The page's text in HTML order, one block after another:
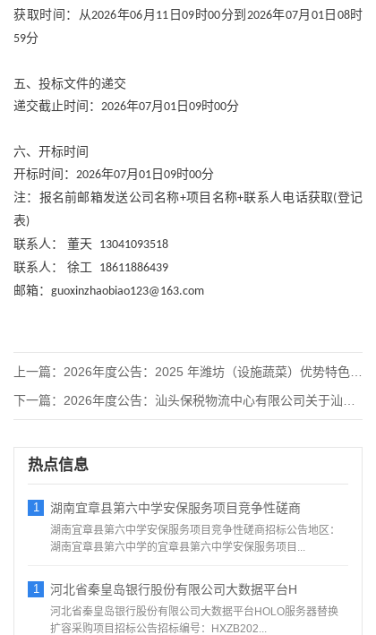
获取时间：从2026年06月 11 日 09 时00分到 2026年07月 01日 08时
59分
五、投标文件的递交
递交截止时间： 2026年07月 01 日 09时00分
六、开标时间
开标时间： 2026年07月 01 日 09时00分
注：报名前邮箱发送公司名称+项目名称+联系人电话获取(登记
表)
联系人：
董天 13041093518
联系人：
徐工
18611886439
邮箱： guoxinzhaobiao123@163.com
上一篇： 2026年度公告：2025 年潍坊（设施蔬菜）优势特色农业全
下一篇： 2026年度公告：汕头保税物流中心有限公司关于汕头综保区智慧
热点信息
1 湖南宜章县第六中学安保服务项目竞争性磋商
湖南宜章县第六中学安保服务项目竞争性磋商招标公告地区：
湖南宜章县第六中学的宜章县第六中学安保服务项目...
1 河北省秦皇岛银行股份有限公司大数据平台H
河北省秦皇岛银行股份有限公司大数据平台HOLO服务器替换
扩容采购项目招标公告招标编号：HXZB202...